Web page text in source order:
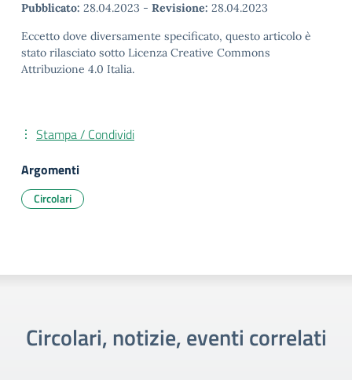
Pubblicato: 28.04.2023 - Revisione: 28.04.2023
Eccetto dove diversamente specificato, questo articolo è
stato rilasciato sotto Licenza Creative Commons
Attribuzione 4.0 Italia.
Stampa / Condividi
Argomenti
Circolari
Circolari, notizie, eventi correlati